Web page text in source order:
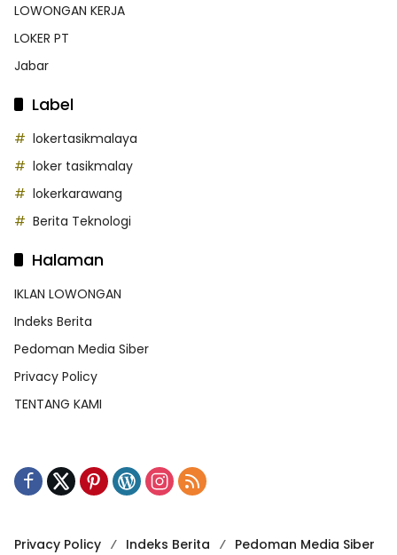
LOWONGAN KERJA
LOKER PT
Jabar
Label
lokertasikmalaya
loker tasikmalay
lokerkarawang
Berita Teknologi
Halaman
IKLAN LOWONGAN
Indeks Berita
Pedoman Media Siber
Privacy Policy
TENTANG KAMI
Privacy Policy Indeks Berita Pedoman Media Siber